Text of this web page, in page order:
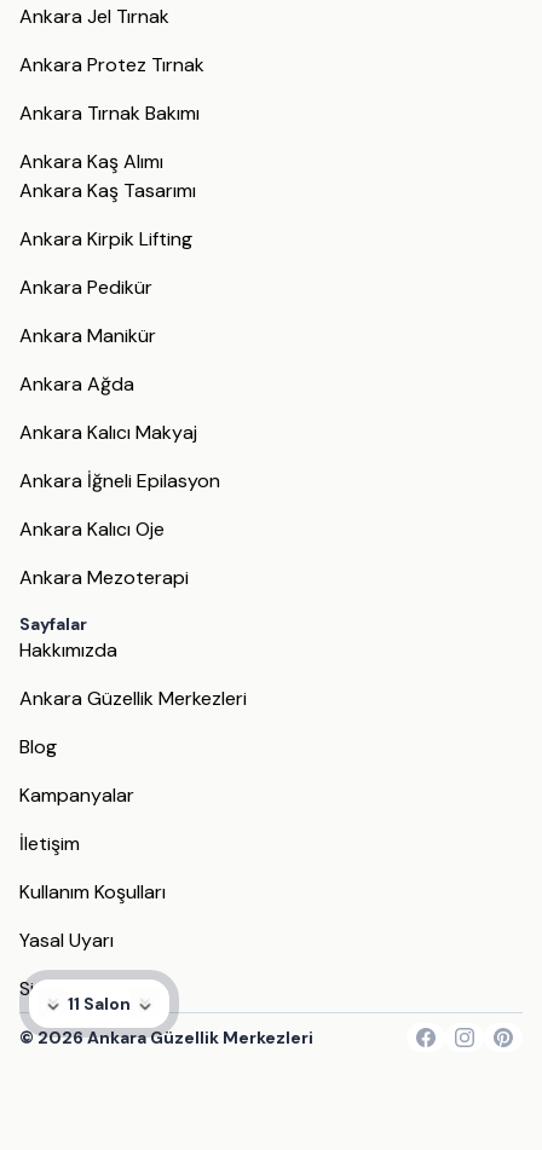
11 Salon
Ankara Jel Tırnak
Ankara Protez Tırnak
Ankara Tırnak Bakımı
Ankara Kaş Alımı
Ankara Kaş Tasarımı
Ankara Kirpik Lifting
Ankara Pedikür
Ankara Manikür
Ankara Ağda
Ankara Kalıcı Makyaj
Ankara İğneli Epilasyon
Ankara Kalıcı Oje
Ankara Mezoterapi
Sayfalar
Hakkımızda
Ankara Güzellik Merkezleri
Blog
Kampanyalar
İletişim
Kullanım Koşulları
Yasal Uyarı
Site Haritası
©2026Ankara Güzellik Merkezleri